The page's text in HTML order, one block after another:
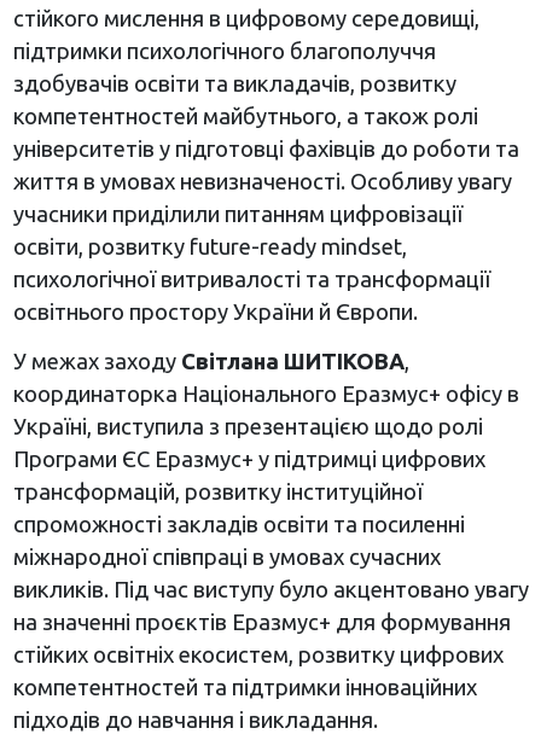
стійкого мислення в цифровому середовищі,
підтримки психологічного благополуччя
здобувачів освіти та викладачів, розвитку
компетентностей майбутнього, а також ролі
університетів у підготовці фахівців до роботи та
життя в умовах невизначеності. Особливу увагу
учасники приділили питанням цифровізації
освіти, розвитку future-ready mindset,
психологічної витривалості та трансформації
освітнього простору України й Європи.
У межах заходу Світлана ШИТІКОВА,
координаторка Національного Еразмус+ офісу в
Україні, виступила з презентацією щодо ролі
Програми ЄС Еразмус+ у підтримці цифрових
трансформацій, розвитку інституційної
спроможності закладів освіти та посиленні
міжнародної співпраці в умовах сучасних
викликів. Під час виступу було акцентовано увагу
на значенні проєктів Еразмус+ для формування
стійких освітніх екосистем, розвитку цифрових
компетентностей та підтримки інноваційних
підходів до навчання і викладання.